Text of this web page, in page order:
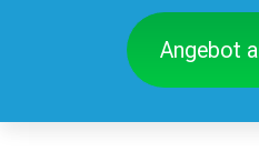
Angebot